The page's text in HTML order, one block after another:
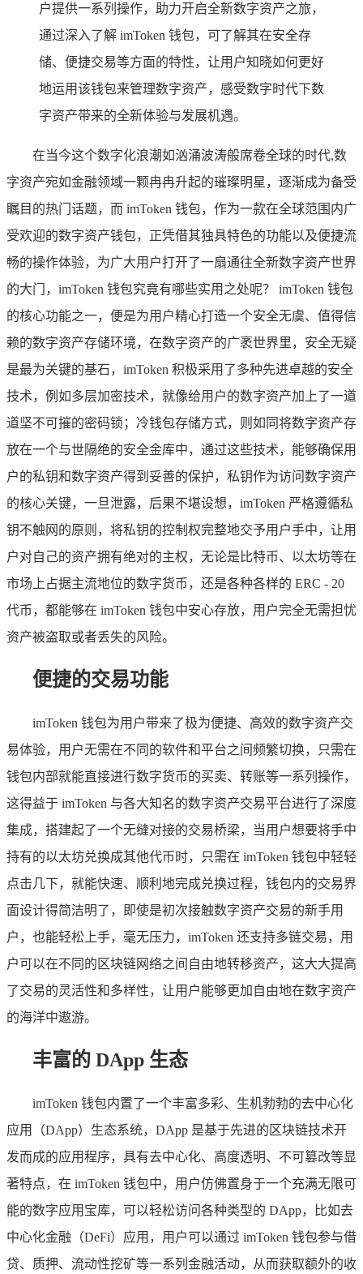
户提供一系列操作，助力开启全新数字资产之旅，
通过深入了解 imToken 钱包，可了解其在安全存
储、便捷交易等方面的特性，让用户知晓如何更好
地运用该钱包来管理数字资产，感受数字时代下数
字资产带来的全新体验与发展机遇。
在当今这个数字化浪潮如汹涌波涛般席卷全球的时代,数
字资产宛如金融领域一颗冉冉升起的璀璨明星，逐渐成为备受
瞩目的热门话题，而 imToken 钱包，作为一款在全球范围内广
受欢迎的数字资产钱包，正凭借其独具特色的功能以及便捷流
畅的操作体验，为广大用户打开了一扇通往全新数字资产世界
的大门，imToken 钱包究竟有哪些实用之处呢？ imToken 钱包
的核心功能之一，便是为用户精心打造一个安全无虞、值得信
赖的数字资产存储环境，在数字资产的广袤世界里，安全无疑
是最为关键的基石，imToken 积极采用了多种先进卓越的安全
技术，例如多层加密技术，就像给用户的数字资产加上了一道
道坚不可摧的密码锁；冷钱包存储方式，则如同将数字资产存
放在一个与世隔绝的安全金库中，通过这些技术，能够确保用
户的私钥和数字资产得到妥善的保护，私钥作为访问数字资产
的核心关键，一旦泄露，后果不堪设想，imToken 严格遵循私
钥不触网的原则，将私钥的控制权完整地交予用户手中，让用
户对自己的资产拥有绝对的主权，无论是比特币、以太坊等在
市场上占据主流地位的数字货币，还是各种各样的 ERC - 20
代币，都能够在 imToken 钱包中安心存放，用户完全无需担忧
资产被盗取或者丢失的风险。
便捷的交易功能
imToken 钱包为用户带来了极为便捷、高效的数字资产交
易体验，用户无需在不同的软件和平台之间频繁切换，只需在
钱包内部就能直接进行数字货币的买卖、转账等一系列操作，
这得益于 imToken 与各大知名的数字资产交易平台进行了深度
集成，搭建起了一个无缝对接的交易桥梁，当用户想要将手中
持有的以太坊兑换成其他代币时，只需在 imToken 钱包中轻轻
点击几下，就能快速、顺利地完成兑换过程，钱包内的交易界
面设计得简洁明了，即使是初次接触数字资产交易的新手用
户，也能轻松上手，毫无压力，imToken 还支持多链交易，用
户可以在不同的区块链网络之间自由地转移资产，这大大提高
了交易的灵活性和多样性，让用户能够更加自由地在数字资产
的海洋中遨游。
丰富的 DApp 生态
imToken 钱包内置了一个丰富多彩、生机勃勃的去中心化
应用（DApp）生态系统，DApp 是基于先进的区块链技术开
发而成的应用程序，具有去中心化、高度透明、不可篡改等显
著特点，在 imToken 钱包中，用户仿佛置身于一个充满无限可
能的数字应用宝库，可以轻松访问各种类型的 DApp，比如去
中心化金融（DeFi）应用，用户可以通过 imToken 钱包参与借
贷、质押、流动性挖矿等一系列金融活动，从而获取额外的收